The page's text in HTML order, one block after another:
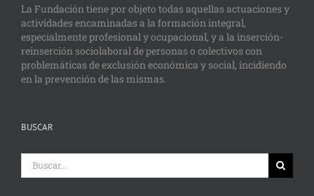
La Fundación tiene por objeto todas aquellas actuaciones y
actividades encaminadas a la formación integral,
especialmente profesional y ocupacional, y a la inserción-
reinserción sociolaboral de personas o colectivos con
problemáticas de exclusión económica y social, incidiendo
en la prevención de las mismas.
BUSCAR
Buscar: